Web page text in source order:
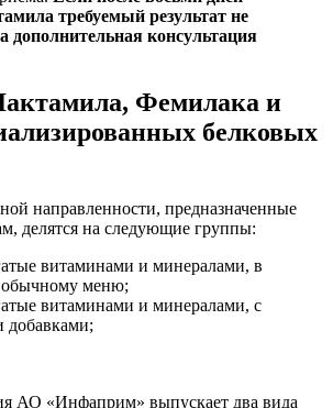
требуемый результат не
дополнительная консультация
Фемилака и
белковых
направленности, предназначенные
делятся на следующие группы:
витаминами и минералами, в
обычному меню;
витаминами и минералами, с
добавками;
АО «Инфаприм» выпускает два вида